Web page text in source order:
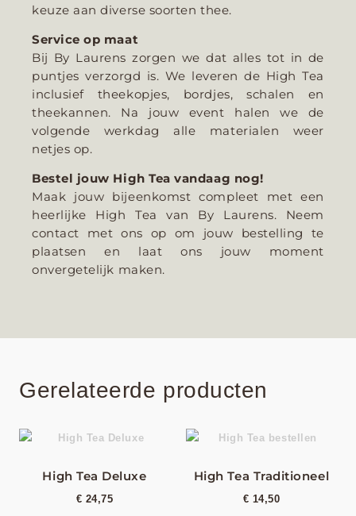
keuze aan diverse soorten thee.
Service op maat
Bij By Laurens zorgen we dat alles tot in de
puntjes verzorgd is. We leveren de High Tea
inclusief theekopjes, bordjes, schalen en
theekannen. Na jouw event halen we de
volgende werkdag alle materialen weer
netjes op.
Bestel jouw High Tea vandaag nog!
Maak jouw bijeenkomst compleet met een
heerlijke High Tea van By Laurens. Neem
contact met ons op om jouw bestelling te
plaatsen en laat ons jouw moment
onvergetelijk maken.
Gerelateerde producten
High Tea Deluxe
€ 24,75
High Tea Traditioneel
€ 14,50